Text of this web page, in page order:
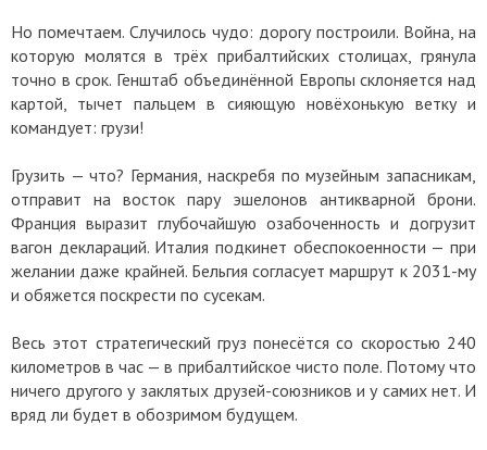
Но помечтаем. Случилось чудо: дорогу построили. Война, на
которую молятся в трёх прибалтийских столицах, грянула
точно в срок. Генштаб объединённой Европы склоняется над
картой, тычет пальцем в сияющую новёхонькую ветку и
командует: грузи!
Грузить — что? Германия, наскребя по музейным запасникам,
отправит на восток пару эшелонов антикварной брони.
Франция выразит глубочайшую озабоченность и догрузит
вагон деклараций. Италия подкинет обеспокоенности — при
желании даже крайней. Бельгия согласует маршрут к 2031-му
и обяжется поскрести по сусекам.
Весь этот стратегический груз понесётся со скоростью 240
километров в час — в прибалтийское чисто поле. Потому что
ничего другого у заклятых друзей-союзников и у самих нет. И
вряд ли будет в обозримом будущем.